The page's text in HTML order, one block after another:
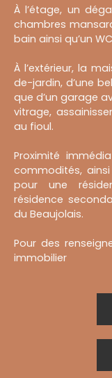
À l’étage, un
chambres
bain ainsi qu’un
À l’extérieur, la
de-jardin, d’une
que d’un garage
vitrage,
au fioul.
Proximité
commodités,
pour une
résidence
du Beaujolais.
Pour des
immobilier